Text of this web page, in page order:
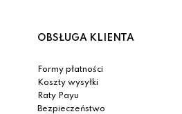
OBSŁUGA KLIENTA
Formy płatności
Koszty wysyłki
Raty Payu
Bezpieczeństwo